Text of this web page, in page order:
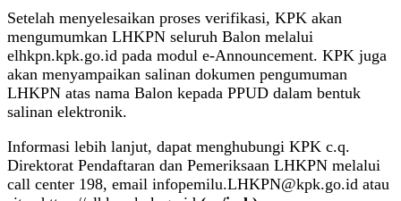
Setelah menyelesaikan proses verifikasi, KPK akan
mengumumkan LHKPN seluruh Balon melalui
elhkpn.kpk.go.id pada modul e-Announcement. KPK juga
akan menyampaikan salinan dokumen pengumuman
LHKPN atas nama Balon kepada PPUD dalam bentuk
salinan elektronik.
Informasi lebih lanjut, dapat menghubungi KPK c.q.
Direktorat Pendaftaran dan Pemeriksaan LHKPN melalui
call center 198, email infopemilu.LHKPN@kpk.go.id atau